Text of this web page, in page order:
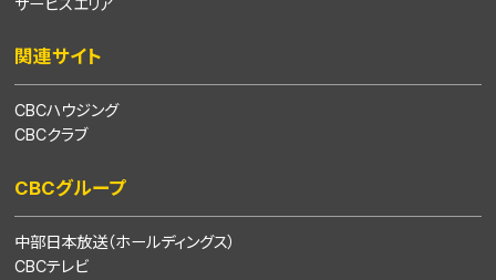
関連サイト
CBCハウジング
CBCクラブ
CBCグループ
中部日本放送（ホールディングス）
CBCテレビ